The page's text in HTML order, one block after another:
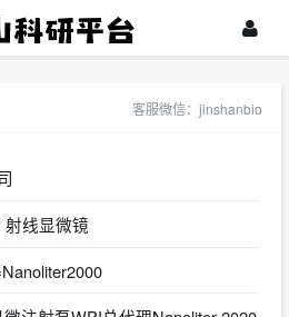
客服微信：jinshanbio
线显微镜